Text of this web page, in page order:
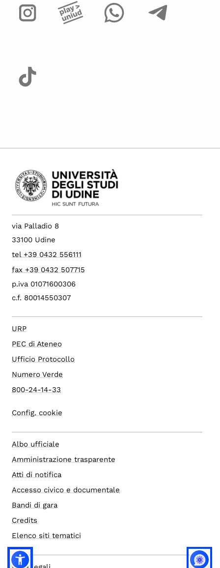
via Palladio 8
33100 Udine
tel +39 0432 556111
fax +39 0432 507715
p.iva 01071600306
c.f. 80014550307
URP
PEC di Ateneo
Ufficio Protocollo
Numero Verde
800-24-14-33
Config. cookie
Albo ufficiale
Amministrazione trasparente
Atti di notifica
Accesso civico e documentale
Bandi di gara
Credits
Elenco siti tematici